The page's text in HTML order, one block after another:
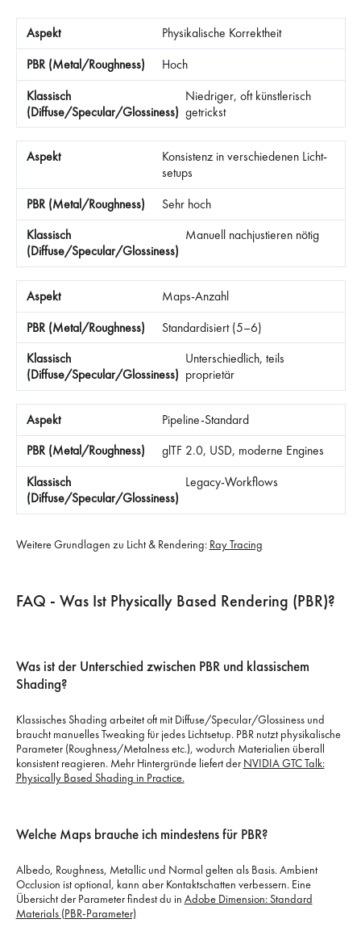
Physikalische Korrektheit
Hoch
Niedriger, oft künstlerisch
getrickst
Konsistenz in verschiedenen Licht-
setups
Sehr hoch
Manuell nachjustieren nötig
Maps-Anzahl
Standardisiert (5–6)
Unterschiedlich, teils
proprietär
Pipeline-Standard
glTF 2.0, USD, moderne Engines
Legacy-Workflows
Weitere Grundlagen zu Licht & Rendering: Ray Tracing
FAQ - Was Ist Physically Based Rendering (PBR)?
Was ist der Unterschied zwischen PBR und klassischem
Shading?
Klassisches Shading arbeitet oft mit Diffuse/Specular/Glossiness und
braucht manuelles Tweaking für jedes Lichtsetup. PBR nutzt physikalische
Parameter (Roughness/Metalness etc.), wodurch Materialien überall
konsistent reagieren. Mehr Hintergründe liefert der NVIDIA GTC Talk:
Physically Based Shading in Practice.
Welche Maps brauche ich mindestens für PBR?
Albedo, Roughness, Metallic und Normal gelten als Basis. Ambient
Occlusion ist optional, kann aber Kontaktschatten verbessern. Eine
Übersicht der Parameter findest du in Adobe Dimension: Standard
Materials (PBR-Parameter)